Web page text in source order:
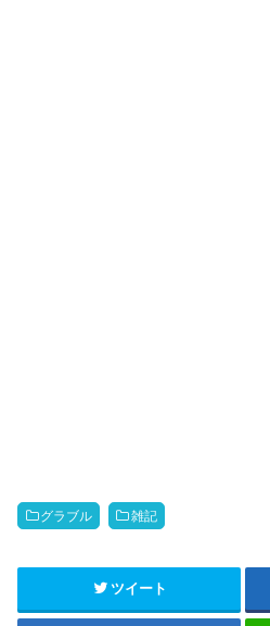
グラブル 雑記
ツイート